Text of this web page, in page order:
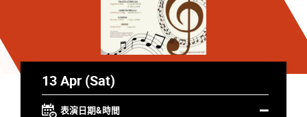
13 Apr (Sat)
表演日期&時間